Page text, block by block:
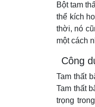
Bột tam
thể kích
thời, nó
một cách
Công
Tam thất
Tam thất
trọng